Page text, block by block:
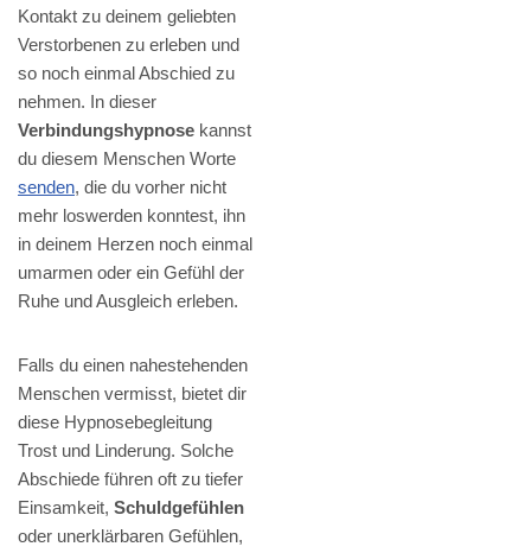
Kontakt zu deinem geliebten
Verstorbenen zu erleben und
so noch einmal Abschied zu
nehmen. In dieser
Verbindungshypnose kannst
du diesem Menschen Worte
senden, die du vorher nicht
mehr loswerden konntest, ihn
in deinem Herzen noch einmal
umarmen oder ein Gefühl der
Ruhe und Ausgleich erleben.
Falls du einen nahestehenden
Menschen vermisst, bietet dir
diese Hypnosebegleitung
Trost und Linderung. Solche
Abschiede führen oft zu tiefer
Einsamkeit, Schuldgefühlen
oder unerklärbaren Gefühlen,